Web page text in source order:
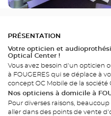
PRÉSENTATION
Votre opticien et
Optical Center !
Vous avez besoin d'un opticien
à FOUGERES qui se déplace à
concept OC Mobile de la société
Nos opticiens à domicile à
Pour diverses raisons,
aller dans des points de vente